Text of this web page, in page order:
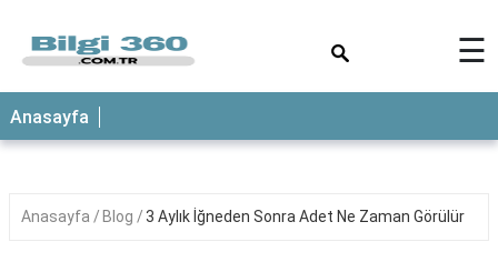
ANASAYFA
☰
Anasayfa
Anasayfa Blog 3 Aylık İğneden Sonra Adet Ne Zaman Görülür